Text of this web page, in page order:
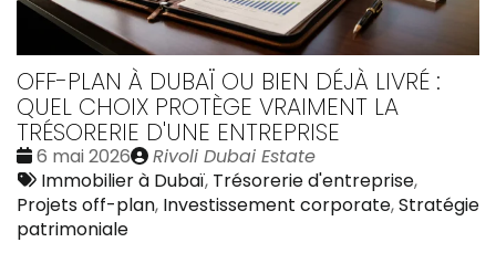
OFF-PLAN À DUBAÏ OU BIEN DÉJÀ LIVRÉ :
QUEL CHOIX PROTÈGE VRAIMENT LA
TRÉSORERIE D'UNE ENTREPRISE
Date
:
6 mai 2026
Publié
par
Rivoli Dubai Estate
Tags
:
Immobilier à Dubaï, Trésorerie d'entreprise,
Projets off-plan, Investissement corporate,Stratégie
patrimoniale